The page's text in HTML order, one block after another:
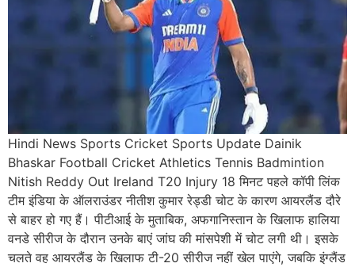
Hindi News Sports Cricket Sports Update Dainik
Bhaskar Football Cricket Athletics Tennis Badmintion
Nitish Reddy Out Ireland T20 Injury 18 मिनट पहले कॉपी लिंक
टीम इंडिया के ऑलराउंडर नीतीश कुमार रेड्डी चोट के कारण आयरलैंड दौरे
से बाहर हो गए हैं। पीटीआई के मुताबिक, अफगानिस्तान के खिलाफ हालिया
वनडे सीरीज के दौरान उनके बाएं जांघ की मांसपेशी में चोट लगी थी। इसके
चलते वह आयरलैंड के खिलाफ टी-20 सीरीज नहीं खेल पाएंगे, जबकि इंग्लैंड